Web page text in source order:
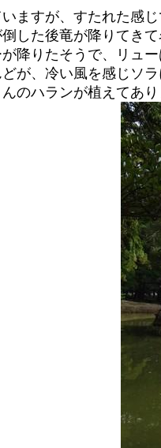
ますが、すたれた感じ
した後竜が降りてき
降りたそうで、リュ
が、冷い風を感じソラ
のハランが植えてあ